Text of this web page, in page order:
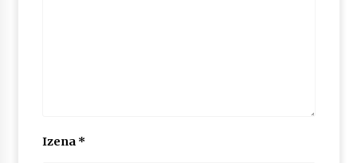
SOINUGELA: Paul McCartney eta Ringo Starr-en
Izena *